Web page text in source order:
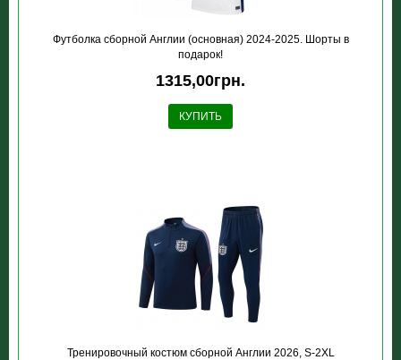
Футболка сборной Англии (основная) 2024-2025. Шорты в
подарок!
1315,00грн.
КУПИТЬ
Тренировочный костюм сборной Англии 2026, S-2XL